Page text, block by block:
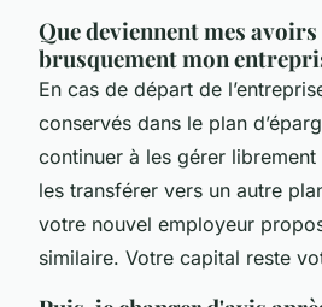
Que deviennent mes
brusquement mon
En cas de départ de
conservés dans le plan
continuer à les gérer
les transférer vers un autre
votre nouvel employeur
similaire. Votre capital reste